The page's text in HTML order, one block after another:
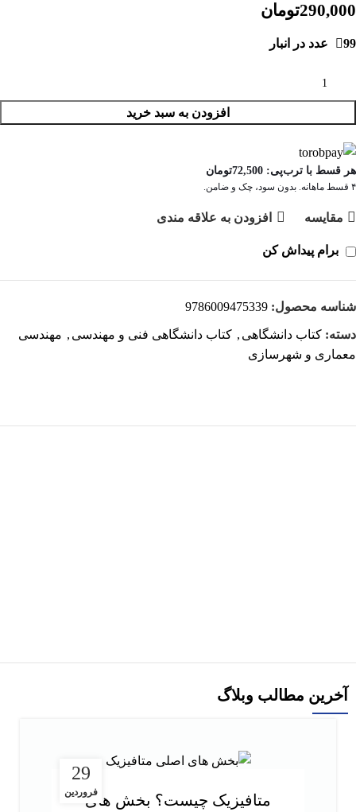
290,000تومان
99 عدد در انبار
افزودن به سبد خرید
هر قسط با ترب‌پی: 72,500تومان
۴ قسط ماهانه. بدون سود، چک و ضامن.
مقايسه افزودن به علاقه مندی
برام پیداش کن
شناسه محصول: 9786009475339
دسته: کتاب دانشگاهی , کتاب دانشگاهی فنی و مهندسی , مهندسی
معماری و شهرسازی
آخرین مطالب وبلاگ
29
فروردینمتافیزیک چیست؟ بخش های